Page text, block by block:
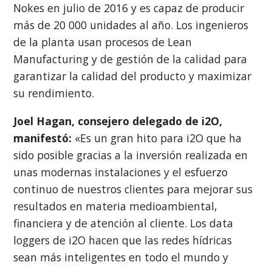
Nokes en julio de 2016 y es capaz de producir
más de 20 000 unidades al año. Los ingenieros
de la planta usan procesos de Lean
Manufacturing y de gestión de la calidad para
garantizar la calidad del producto y maximizar
su rendimiento.
Joel Hagan, consejero delegado de i2O,
manifestó: «Es un gran hito para i2O que ha
sido posible gracias a la inversión realizada en
unas modernas instalaciones y el esfuerzo
continuo de nuestros clientes para mejorar sus
resultados en materia medioambiental,
financiera y de atención al cliente. Los data
loggers de i2O hacen que las redes hídricas
sean más inteligentes en todo el mundo y